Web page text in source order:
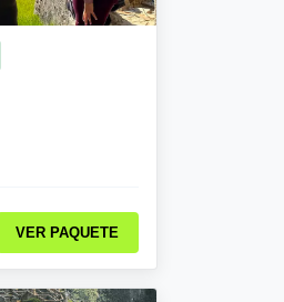
VER PAQUETE